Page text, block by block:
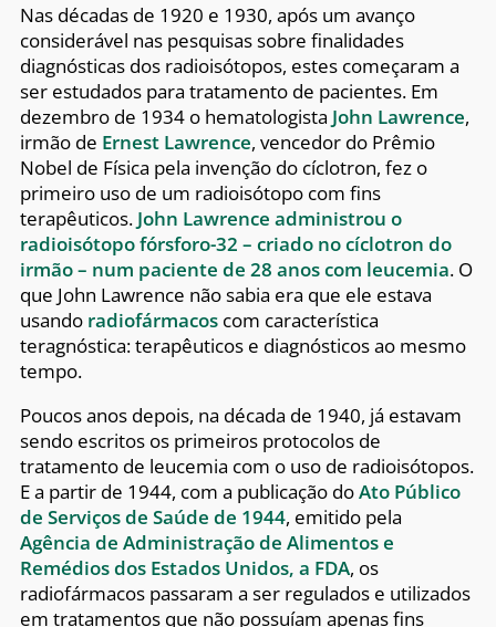
Nas décadas de 1920 e 1930, após um avanço
considerável nas pesquisas sobre finalidades
diagnósticas dos radioisótopos, estes começaram a
ser estudados para tratamento de pacientes. Em
dezembro de 1934 o hematologista John Lawrence,
irmão de Ernest Lawrence, vencedor do Prêmio
Nobel de Física pela invenção do cíclotron, fez o
primeiro uso de um radioisótopo com fins
terapêuticos. John Lawrence administrou o
radioisótopo fórsforo-32 – criado no cíclotron do
irmão – num paciente de 28 anos com leucemia. O
que John Lawrence não sabia era que ele estava
usando radiofármacoscom característica
teragnóstica: terapêuticos e diagnósticos ao mesmo
tempo.
Poucos anos depois, na década de 1940, já estavam
sendo escritos os primeiros protocolos de
tratamento de leucemia com o uso de radioisótopos.
E a partir de 1944, com a publicação doAto Público
de Serviços de Saúde de 1944, emitido pela
Agência de Administração de Alimentos e
Remédios dos Estados Unidos, a FDA, os
radiofármacos passaram a ser regulados e utilizados
em tratamentos que não possuíam apenas fins